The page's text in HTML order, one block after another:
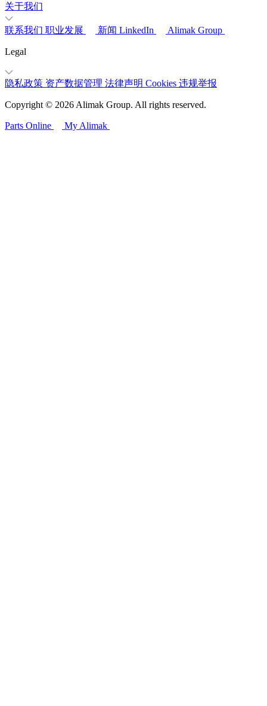
关于我们
联系我们 职业发展 新闻 LinkedIn Alimak Group
Legal
隐私政策 资产数据管理 法律声明 Cookies 违规举报
Copyright © 2026 Alimak Group. All rights reserved.
Parts Online My Alimak